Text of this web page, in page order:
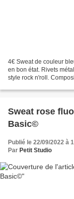
4€ Sweat de couleur
en bon état. Rivets
style rock n'roll.
Sweat rose
Basic©
Publié le 22/09/2022 à
Par Petit Studio